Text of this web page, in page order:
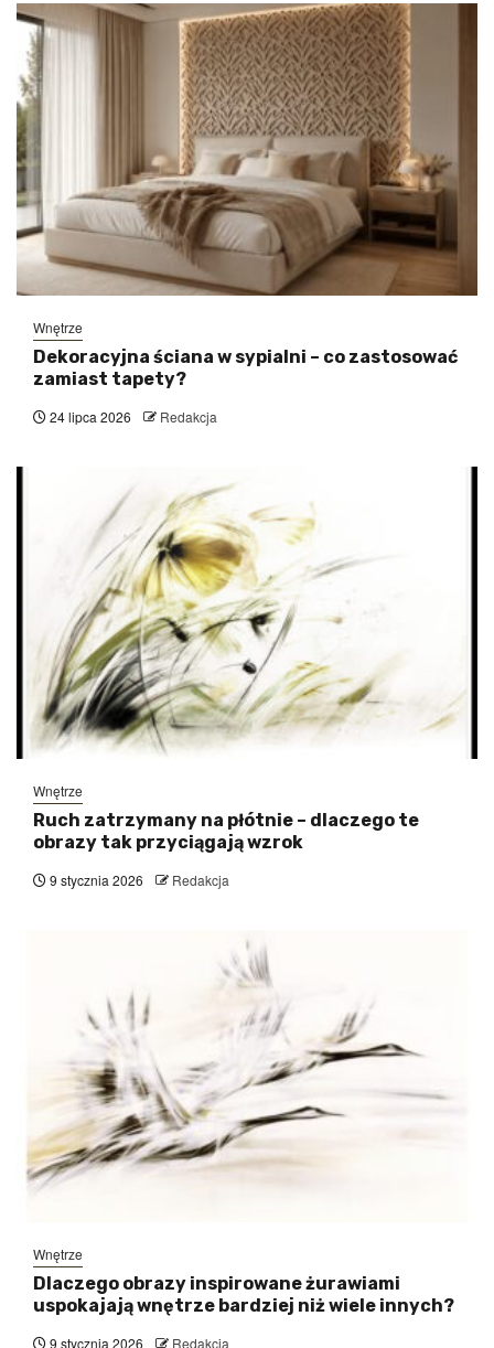
Wnętrze
Dekoracyjna ściana w sypialni – co zastosować
zamiast tapety?
24 lipca 2026 Redakcja
Wnętrze
Ruch zatrzymany na płótnie – dlaczego te
obrazy tak przyciągają wzrok
9 stycznia 2026 Redakcja
Wnętrze
Dlaczego obrazy inspirowane żurawiami
uspokajają wnętrze bardziej niż wiele innych?
9 stycznia 2026 Redakcja